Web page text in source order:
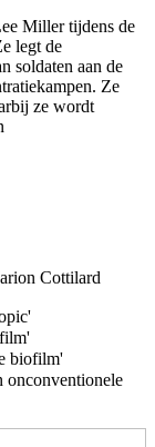
Miller tijdens de
legt de
soldaten aan de
Ze
ze wordt
Cottilard
biofilm'